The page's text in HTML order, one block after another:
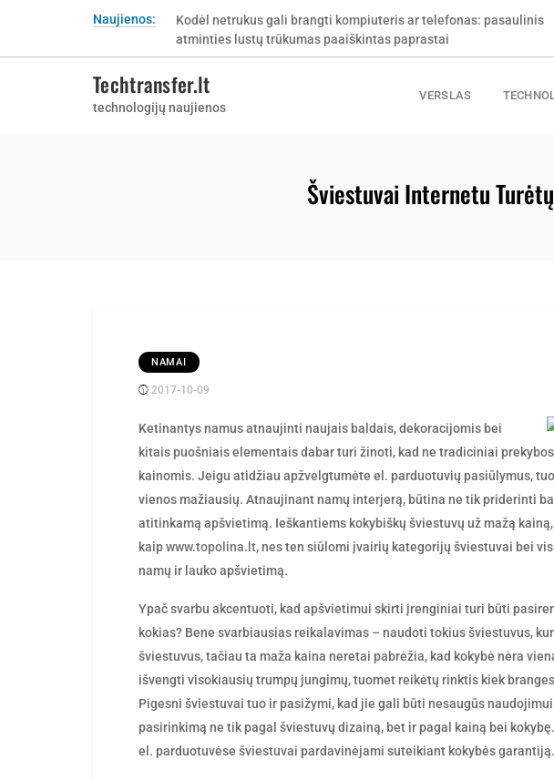
Naujienos:
Kodėl netrukus gali brangti kompiuteris ar telefonas: pasaulinis
atminties lustų trūkumas paaiškintas paprastai
Techtransfer.lt
technologijų naujienos
VERSLAS
Šviestuvai Internetu
NAMAI
2017-10-09
Ketinantys namus atnaujinti naujais baldais, dekoracijomis bei
kitais puošniais elementais dabar turi žinoti, kad ne tradiciniai
kainomis. Jeigu atidžiau apžvelgtumėte el. parduotuvių pasiūlymus,
vienos mažiausių. Atnaujinant namų interjerą, būtina ne tik priderinti
atitinkamą apšvietimą. Ieškantiems kokybiškų šviestuvų už mažą
kaipwww.topolina.lt, nes ten siūlomi įvairių kategorijų šviestuvai bei
namų ir lauko apšvietimą.
Ypač svarbu akcentuoti, kad apšvietimui skirti įrenginiai turi būti
kokias? Bene svarbiausias reikalavimas – naudoti tokius šviestuvus,
šviestuvus, tačiau ta maža kaina neretai pabrėžia, kad kokybė nėra
išvengti visokiausių trumpų jungimų, tuomet reikėtų rinktis kiek
Pigesni šviestuvai tuo ir pasižymi, kad jie gali būti nesaugūs
pasirinkimą ne tik pagal šviestuvų dizainą, bet ir pagal kainą bei
el. parduotuvėse šviestuvai pardavinėjami suteikiant kokybės garantiją.